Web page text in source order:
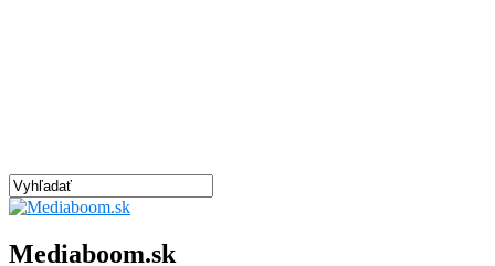
Mediaboom.sk